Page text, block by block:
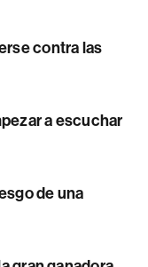
contra las
a escuchar
de una